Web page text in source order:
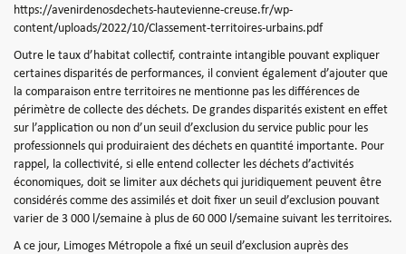
https://avenirdenosdechets-hautevienne-creuse.fr/wp-
content/uploads/2022/10/Classement-territoires-urbains.pdf
Outre le taux d’habitat collectif, contrainte intangible pouvant expliquer
certaines disparités de performances, il convient également d’ajouter que
la comparaison entre territoires ne mentionne pas les différences de
périmètre de collecte des déchets. De grandes disparités existent en effet
sur l’application ou non d’un seuil d’exclusion du service public pour les
professionnels qui produiraient des déchets en quantité importante. Pour
rappel, la collectivité, si elle entend collecter les déchets d’activités
économiques, doit se limiter aux déchets qui juridiquement peuvent être
considérés comme des assimilés et doit fixer un seuil d’exclusion pouvant
varier de 3 000 l/semaine à plus de 60 000 l/semaine suivant les territoires.
A ce jour, Limoges Métropole a fixé un seuil d’exclusion auprès des